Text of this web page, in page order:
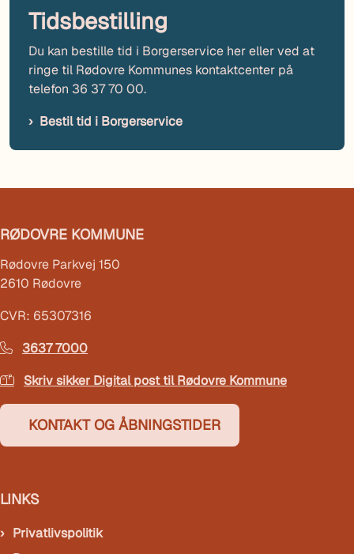
Tidsbestilling
Du kan bestille tid i Borgerservice her eller ved at
ringe til Rødovre Kommunes kontaktcenter på
telefon 36 37 70 00.
Bestil tid i Borgerservice
RØDOVRE KOMMUNE
Rødovre Parkvej 150
2610 Rødovre
CVR: 65307316
3637 7000
Skriv sikker Digital post til Rødovre Kommune
KONTAKT OG ÅBNINGSTIDER
LINKS
Privatlivspolitik